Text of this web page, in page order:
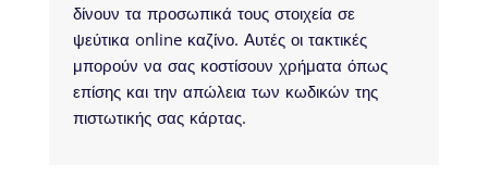
δίνουν τα προσωπικά τους στοιχεία σε
ψεύτικα online καζίνο. Αυτές οι τακτικές
μπορούν να σας κοστίσουν χρήματα όπως
επίσης και την απώλεια των κωδικών της
πιστωτικής σας κάρτας.